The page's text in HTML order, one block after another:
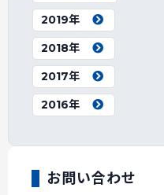
2019年
2018年
2017年
2016年
お問い合わせ